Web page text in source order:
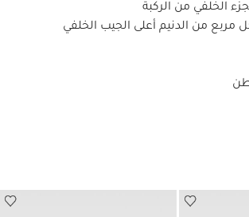
الخلفي من الركبة
من الدنيم أعلى الجيب الخلفي